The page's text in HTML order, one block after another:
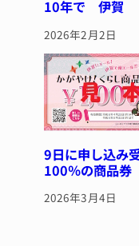
10年で 伊賀
2026年2月2日
9日に申し込み
100％の商品
2026年3月4日